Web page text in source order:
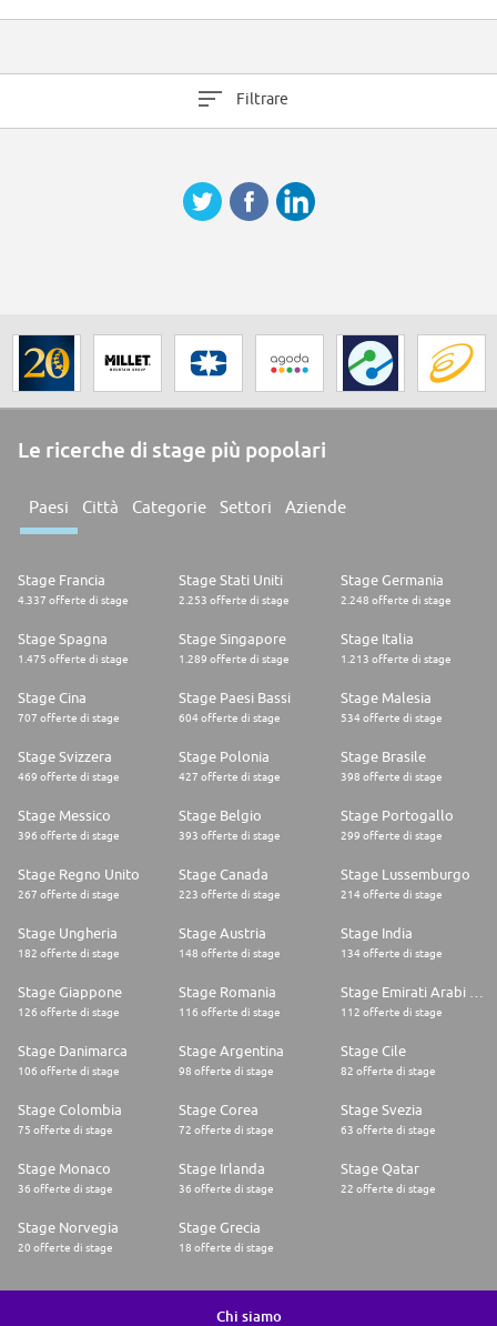
Filtrare
Le ricerche di stage più popolari
Paesi Città Categorie Settori Aziende
Stage Francia
4.337 offerte di stage
Stage Stati Uniti
2.253 offerte di stage
Stage Germania
2.248 offerte di stage
Stage Spagna
1.475 offerte di stage
Stage Singapore
1.289 offerte di stage
Stage Italia
1.213 offerte di stage
Stage Cina
707 offerte di stage
Stage Paesi Bassi
604 offerte di stage
Stage Malesia
534 offerte di stage
Stage Svizzera
469 offerte di stage
Stage Polonia
427 offerte di stage
Stage Brasile
398 offerte di stage
Stage Messico
396 offerte di stage
Stage Belgio
393 offerte di stage
Stage Portogallo
299 offerte di stage
Stage Regno Unito
267 offerte di stage
Stage Canada
223 offerte di stage
Stage Lussemburgo
214 offerte di stage
Stage Ungheria
182 offerte di stage
Stage Austria
148 offerte di stage
Stage India
134 offerte di stage
Stage Giappone
126 offerte di stage
Stage Romania
116 offerte di stage 112 offerte di stage
Stage Danimarca
106 offerte di stage
Stage Argentina
98 offerte di stage
Stage Cile
82 offerte di stage
Stage Colombia
75 offerte di stage
Stage Corea
72 offerte di stage
Stage Svezia
63 offerte di stage
Stage Monaco
36 offerte di stage
Stage Irlanda
36 offerte di stage
Stage Qatar
22 offerte di stage
Stage Norvegia
20 offerte di stage
Stage Grecia
18 offerte di stage
Chi siamo